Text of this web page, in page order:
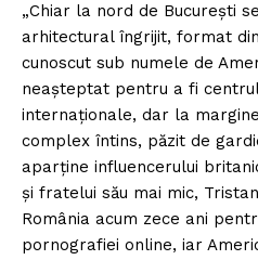
„Chiar la nord de București
arhitectural îngrijit, format
cunoscut sub numele de
neașteptat pentru a fi
internaționale, dar la
complex întins, păzit de
aparține influencerului
și fratelui său mai mic,
România acum zece ani
pornografiei online, iar